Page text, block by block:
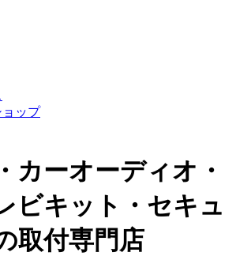
ップ
カーオーディオ・
ビキット・セキュ
取付専門店